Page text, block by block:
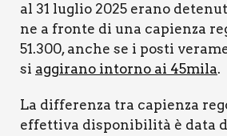
al 31 luglio 2025 era­no
ne a fron­te di una capien­za
51.300, anche se i posti
si aggi­ra­no intor­no ai 45mila.
La dif­fe­ren­za tra capien­za
effet­ti­va dispo­ni­bi­li­tà è data